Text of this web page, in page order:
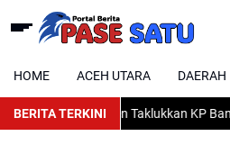
HOME ACEH UTARA DAERAH
BERITA TERKINI
Muda Alue Drien Taklukkan KP